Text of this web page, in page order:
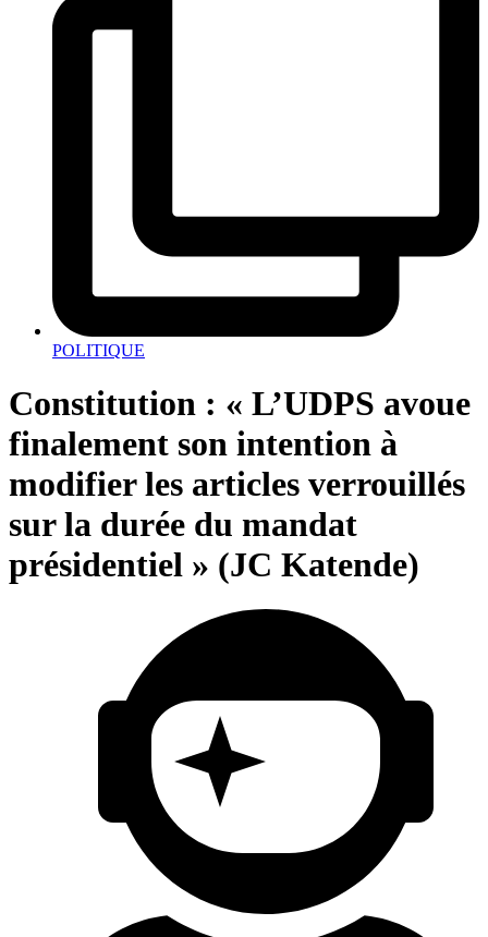
POLITIQUE
Constitution : « L’UDPS avoue
finalement son intention à
modifier les articles verrouillés
sur la durée du mandat
présidentiel » (JC Katende)